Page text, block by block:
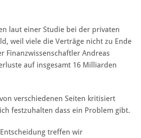
laut einer Studie bei der privaten
weil viele die Verträge nicht zu Ende
Finanzwissenschaftler Andreas
auf insgesamt 16 Milliarden
verschiedenen Seiten kritisiert
festzuhalten dass ein Problem gibt.
treffen wir